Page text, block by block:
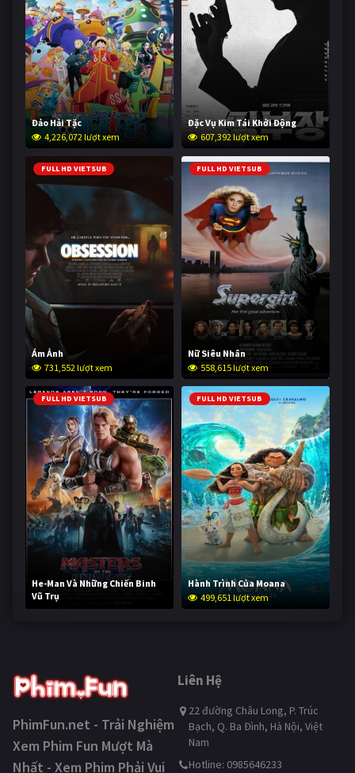
Đảo Hải Tặc
4,226,072 lượt xem
Đặc Vụ Kim Tái Khởi Động
607,392 lượt xem
FULL HD VIETSUB
Ám Ảnh
731,552 lượt xem
FULL HD VIETSUB
Nữ Siêu Nhân
558,615 lượt xem
FULL HD VIETSUB
He-Man Và Những Chiến Binh
Vũ Trụ
249,083 lượt xem
FULL HD VIETSUB
Hành Trình Của Moana
499,651 lượt xem
PhimFun.net - Trải Nghiệm
Xem Phim Fun Mượt Mà
Nhất - Xem Phim Phải Vui
Liên Hệ
22 đường Châu Long, P. Trúc
Bạch, Q. Ba Đình, Hà Nội, Việt
Nam
Hotline: 0985646233